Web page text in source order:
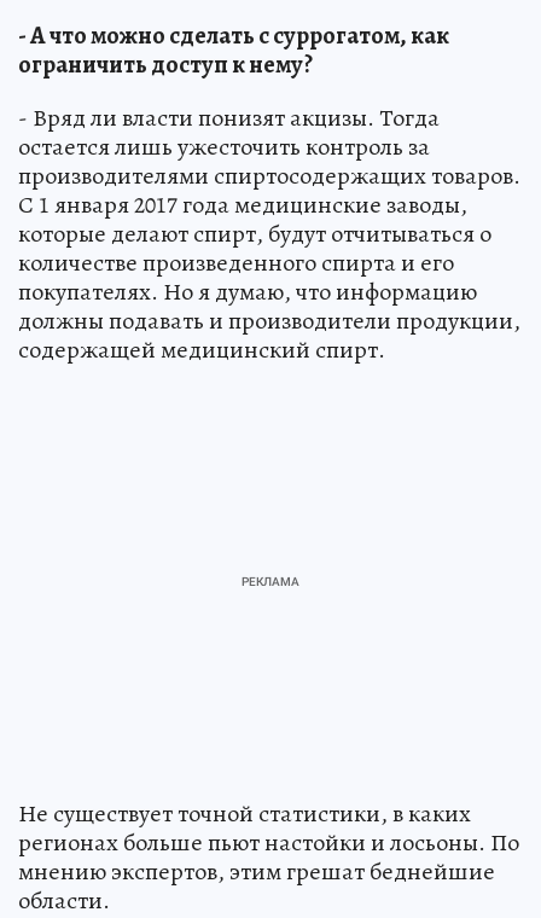
- А что можно сделать с суррогатом, как
ограничить доступ к нему?
- Вряд ли власти понизят акцизы. Тогда
остается лишь ужесточить контроль за
производителями спиртосодержащих товаров.
С 1 января 2017 года медицинские заводы,
которые делают спирт, будут отчитываться о
количестве произведенного спирта и его
покупателях. Но я думаю, что информацию
должны подавать и производители продукции,
содержащей медицинский спирт.
Не существует точной статистики, в каких
регионах больше пьют настойки и лосьоны. По
мнению экспертов, этим грешат беднейшие
области.